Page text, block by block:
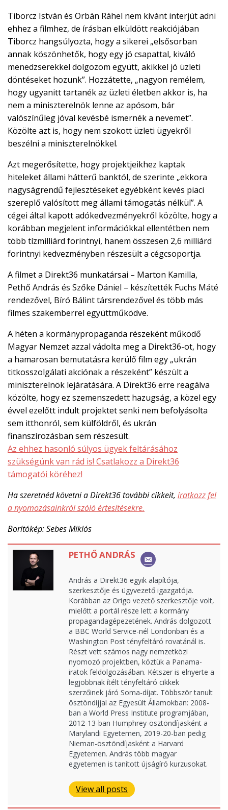
Tiborcz István és Orbán Ráhel nem kívánt interjút adni
ehhez a filmhez, de írásban elküldött reakciójában
Tiborcz hangsúlyozta, hogy a sikerei „elsősorban
annak köszönhetők, hogy egy jó csapattal, kiváló
menedzserekkel dolgozom együtt, akikkel jó üzleti
döntéseket hozunk”. Hozzátette, „nagyon remélem,
hogy ugyanitt tartanék az üzleti életben akkor is, ha
nem a miniszterelnök lenne az apósom, bár
valószínűleg jóval kevésbé ismernék a nevemet”.
Közölte azt is, hogy nem szokott üzleti ügyekről
beszélni a miniszterelnökkel.
Azt megerősítette, hogy projektjeikhez kaptak
hiteleket állami hátterű banktól, de szerinte „ekkora
nagyságrendű fejlesztéseket egyébként kevés piaci
szereplő valósított meg állami támogatás nélkül”. A
cégei által kapott adókedvezményekről közölte, hogy a
korábban megjelent információkkal ellentétben nem
több tízmilliárd forintnyi, hanem összesen 2,6 milliárd
forintnyi kedvezményben részesült a cégcsoportja.
A filmet a Direkt36 munkatársai – Marton Kamilla,
Pethő András és Szőke Dániel – készítették Fuchs Máté
rendezővel, Bíró Bálint társrendezővel és több más
filmes szakemberrel együttműködve.
A héten a kormánypropaganda részeként működő
Magyar Nemzet azzal vádolta meg a Direkt36-ot, hogy
a hamarosan bemutatásra kerülő film egy „ukrán
titkosszolgálati akciónak a részeként” készült a
miniszterelnök lejáratására. A Direkt36 erre reagálva
közölte, hogy ez szemenszedett hazugság, a közel egy
évvel ezelőtt indult projektet senki nem befolyásolta
sem itthonról, sem külföldről, és ukrán
finanszírozásban sem részesült.
Az ehhez hasonló súlyos ügyek feltárásához
szükségünk van rád is! Csatlakozz a Direkt36
támogatói köréhez!
Ha szeretnéd követni a Direkt36 további cikkeit, iratkozz fel
a nyomozásainkról szóló értesítésekre.
Borítókép: Sebes Miklós
PETHŐ ANDRÁS
András a Direkt36 egyik alapítója,
szerkesztője és ügyvezető igazgatója.
Korábban az Origo vezető szerkesztője volt,
mielőtt a portál része lett a kormány
propagandagépezetének. András dolgozott
a BBC World Service-nél Londonban és a
Washington Post tényfeltáró rovatánál is.
Részt vett számos nagy nemzetközi
nyomozó projektben, köztük a Panama-
iratok feldolgozásában. Kétszer is elnyerte a
legjobbnak ítélt tényfeltáró cikkek
szerzőinek járó Soma-díjat. Többször tanult
ösztöndíjjal az Egyesült Államokban: 2008-
ban a World Press Institute programjában,
2012-13-ban Humphrey-ösztöndíjasként a
Marylandi Egyetemen, 2019-20-ban pedig
Nieman-ösztöndíjasként a Harvard
Egyetemen. András több magyar
egyetemen is tanított újságíró kurzusokat.
View all posts